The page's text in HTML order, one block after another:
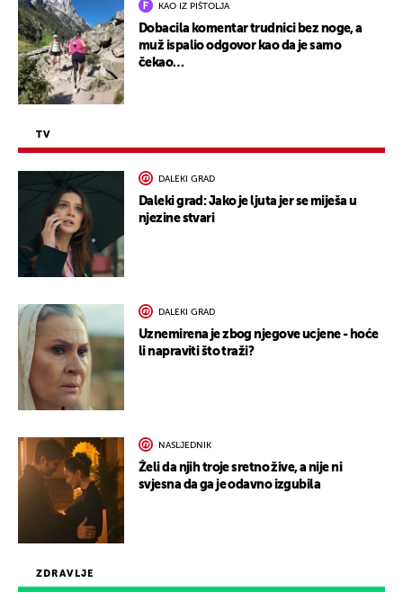
ZDRAVLJE
KAO IZ PIŠTOLJA
Dobacila komentar trudnici bez noge, a
muž ispalio odgovor kao da je samo
čekao…
TV
DALEKI GRAD
Daleki grad: Jako je ljuta jer se miješa u
njezine stvari
DALEKI GRAD
Uznemirena je zbog njegove ucjene - hoće
li napraviti što traži?
NASLJEDNIK
Želi da njih troje sretno žive, a nije ni
svjesna da ga je odavno izgubila